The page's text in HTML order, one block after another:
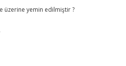
üzerine yemin edilmiştir ?